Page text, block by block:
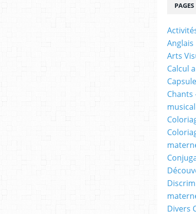
PAGES
Arts
Calcul
Chants
Divers